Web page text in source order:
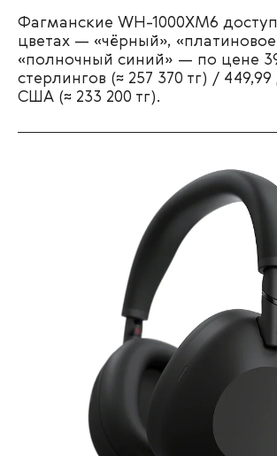
Фагманские WH-1000XM6
цветах — «чёрный»,
«полночный синий» — по цене
стерлингов (≈ 257 370 тг) /
США (≈ 233 200 тг).